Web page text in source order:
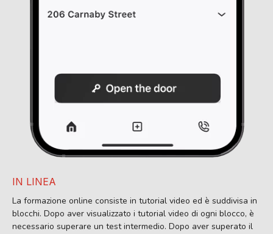
IN LINEA
La formazione online consiste in tutorial video ed è suddivisa in
blocchi. Dopo aver visualizzato i tutorial video di ogni blocco, è
necessario superare un test intermedio. Dopo aver superato il